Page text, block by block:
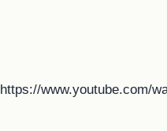
https://www.youtube.com/